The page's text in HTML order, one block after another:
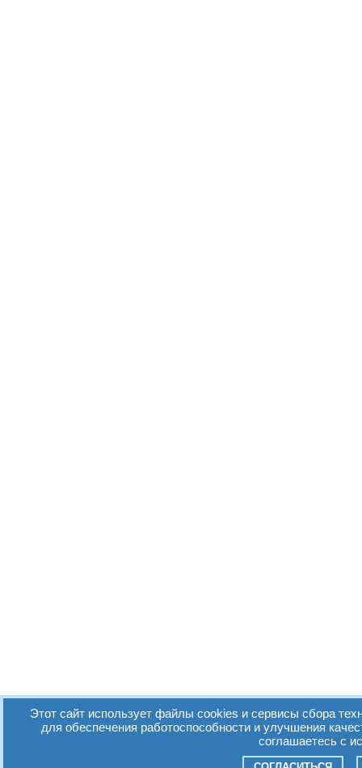
Этот сайт использует файлы cookies и сервисы сбора
для обеспечения работоспособности и улучшения
соглашаетесь с